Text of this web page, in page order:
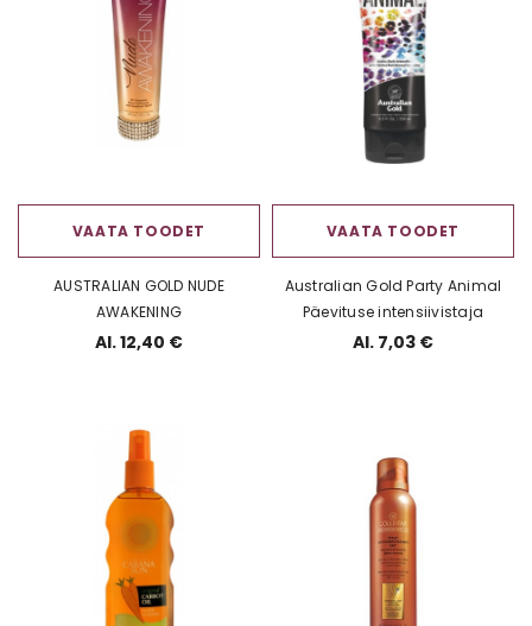
VAATA TOODET
AUSTRALIAN GOLD NUDE
AWAKENING
Al. 12,40 €
VAATA TOODET
Australian Gold Party Animal
Päevituse intensiivistaja
Al. 7,03 €